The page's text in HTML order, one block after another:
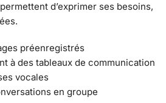
d’exprimer ses besoins,
préenregistrés
à des tableaux de communication
vocales
en groupe